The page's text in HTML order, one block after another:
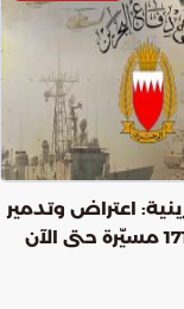
اعتراض وتدمير